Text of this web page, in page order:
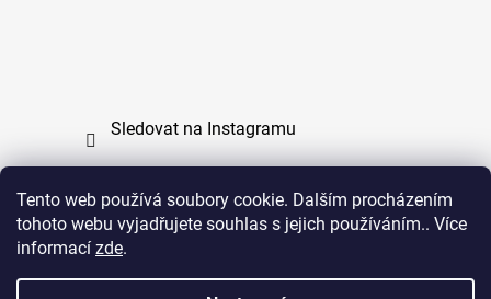
Tento web používá soubory cookie. Dalším procházením
tohoto webu vyjadřujete souhlas s jejich používáním.. Více
informací zde.
Sledovat na Instagramu
Copyright (c) 2011 - 2026 zoo-branik.cz - Všechna